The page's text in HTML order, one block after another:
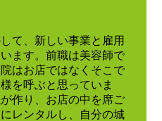
て、新しい事業と雇用
ます。前職は美容師で
はお店ではなくそこで
を呼ぶと思っていま
作り、お店の中を席ご
レンタルし、自分の城